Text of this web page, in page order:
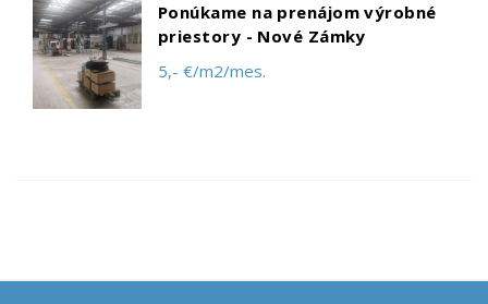
Ponúkame na prenájom výrobné
priestory - Nové Zámky
5,- €/m2/mes.